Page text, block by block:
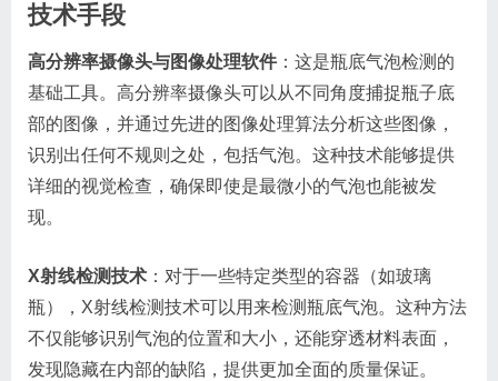
技术手段
高分辨率摄像头与图像处理软件：这是瓶底气泡检测的
基础工具。高分辨率摄像头可以从不同角度捕捉瓶子底
部的图像，并通过先进的图像处理算法分析这些图像，
识别出任何不规则之处，包括气泡。这种技术能够提供
详细的视觉检查，确保即使是最微小的气泡也能被发
现。
X射线检测技术 ：对于一些特定类型的容器（如玻璃
瓶），X射线检测技术可以用来检测瓶底气泡。这种方法
不仅能够识别气泡的位置和大小，还能穿透材料表面，
发现隐藏在内部的缺陷，提供更加全面的质量保证。